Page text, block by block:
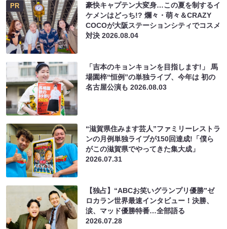
PR
豪快キャプテン大変身…この夏を制するイ
ケメンはどっち!? 爛々・萌々＆CRAZY
COCOが大阪ステーションシティでコスメ
対決2026.08.04
「吉本のキョンキョンを目指します!」 馬
場園梓“恒例”の単独ライブ、今年は 初の
名古屋公演も2026.08.03
“滋賀県住みます芸人”ファミリーレストラ
ンの月例単独ライブが150回達成!「僕ら
がこの滋賀県でやってきた集大成」
2026.07.31
【独占】“ABCお笑いグランプリ優勝”ゼ
ロカラン世界最速インタビュー！決勝、
涙、マッド優勝特番…全部語る
2026.07.28